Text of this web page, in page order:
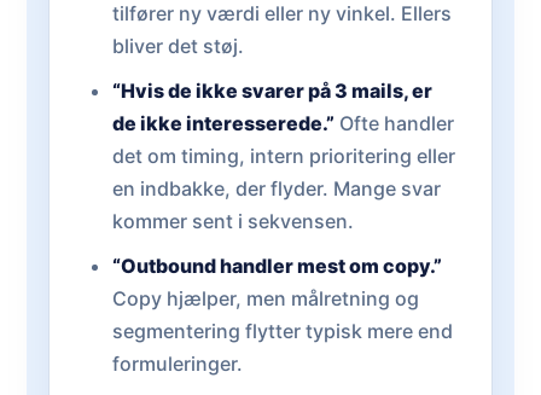
tilfører ny værdi eller ny vinkel. Ellers
bliver det støj.
“Hvis de ikke svarer på 3 mails, er
de ikke interesserede.” Ofte handler
det om timing, intern prioritering eller
en indbakke, der flyder. Mange svar
kommer sent i sekvensen.
“Outbound handler mest om copy.”
Copy hjælper, men målretning og
segmentering flytter typisk mere end
formuleringer.